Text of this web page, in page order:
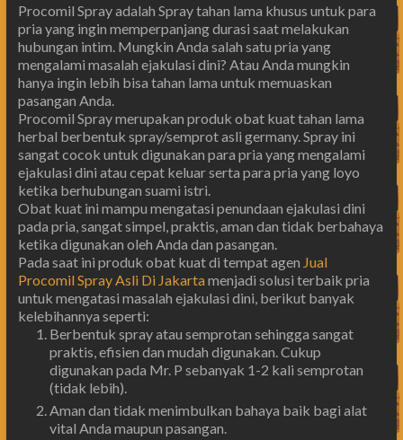
Procomil Spray adalah Spray tahan lama khusus untuk para
pria yang ingin memperpanjang durasi saat melakukan
hubungan intim. Mungkin Anda salah satu pria yang
mengalami masalah ejakulasi dini? Atau Anda mungkin
hanya ingin lebih bisa tahan lama untuk memuaskan
pasangan Anda.
Procomil Spray merupakan produk obat kuat tahan lama
herbal berbentuk spray/semprot asli germany. Spray ini
sangat cocok untuk digunakan para pria yang mengalami
ejakulasi dini atau cepat keluar serta para pria yang loyo
ketika berhubungan suami istri.
Obat kuat ini mampu mengatasi penundaan ejakulasi dini
pada pria, sangat simpel, praktis, aman dan tidak berbahaya
ketika digunakan oleh Anda dan pasangan.
Pada saat ini produk obat kuat di tempat agen Jual
Procomil Spray Asli Di Jakartamenjadi solusi terbaik pria
untuk mengatasi masalah ejakulasi dini, berikut banyak
kelebihannya seperti:
Berbentuk spray atau semprotan sehingga sangat
praktis, efisien dan mudah digunakan. Cukup
digunakan pada Mr. P sebanyak 1-2 kali semprotan
(tidak lebih).
Aman dan tidak menimbulkan bahaya baik bagi alat
vital Anda maupun pasangan.